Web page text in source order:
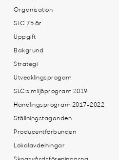
Organisation
SLC 75 år
Uppgift
Bakgrund
Strategi
Utvecklingsprogam
SLC:s miljöprogram 2019
Handlingsprogram 2017-2022
Ställningstaganden
Producentförbunden
Lokalavdelningar